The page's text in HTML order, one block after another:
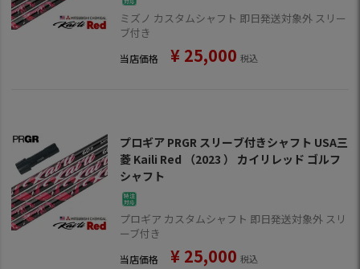
ミズノ カスタムシャフト 即日発送対象外 スリー
ブ付き
当店価格 ¥ 25,000 税込
プロギア PRGR スリーブ付きシャフト USA三
菱 Kaili Red （2023 ） カイリレッド ゴルフ
シャフト
プロギア カスタムシャフト 即日発送対象外 スリ
ーブ付き
当店価格 ¥ 25,000 税込